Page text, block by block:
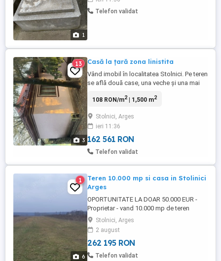
1
Telefon validat
3
13 Casă la țară zona linistita
Vând imobil în localitatea Stolnici. Pe teren
se află două case, una veche și una mai
localitatea mai sus menționată, într-o zonă
108 RON/m2| 1,500 m2
Stolnici, Arges
ieri 11:36
162 561 RON
Telefon validat
6
1
Teren 10.000 mp si casa in Stolinici
Arges
OPORTUNITATE LA DOAR 50.000 EUR -
Proprietar - vand 10.000 mp de teren
intravilan in comuna Stolnici, jud. Arges la
doar 35 km de Pitesti. Pe teren este
construita o casa la rosu, din caramida
care are o suprafata de cca 90mp. Toate
utilitatile sunt la poarta - apa, canalizare si
Stolnici, Arges
2 august
262 195 RON
Telefon validat